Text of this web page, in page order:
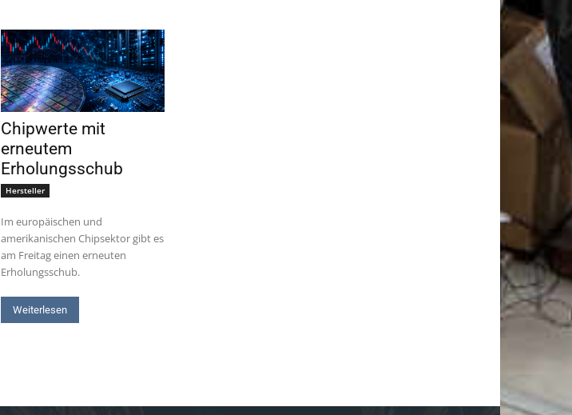
Chipwerte mit
erneutem
Erholungsschub
Hersteller
Im europäischen und
amerikanischen Chipsektor gibt es
am Freitag einen erneuten
Erholungsschub.
Weiterlesen